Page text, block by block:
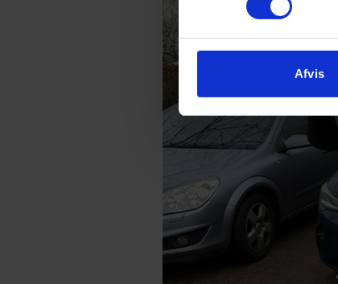
Afvis